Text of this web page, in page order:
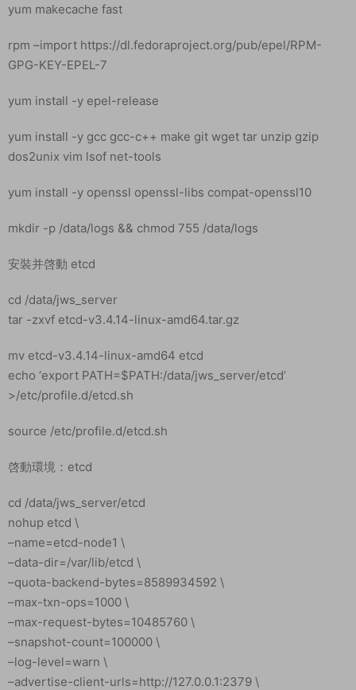
yum makecache fast
rpm –import https://dl.fedoraproject.org/pub/epel/RPM-
GPG-KEY-EPEL-7
yum install -y epel-release
yum install -y gcc gcc-c++ make git wget tar unzip gzip
dos2unix vim lsof net-tools
yum install -y openssl openssl-libs compat-openssl10
mkdir -p /data/logs && chmod 755 /data/logs
安裝并啓動 etcd
cd /data/jws_server
tar -zxvf etcd-v3.4.14-linux-amd64.tar.gz
mv etcd-v3.4.14-linux-amd64 etcd
echo ‘export PATH=$PATH:/data/jws_server/etcd’
>/etc/profile.d/etcd.sh
source /etc/profile.d/etcd.sh
啓動環境：etcd
cd /data/jws_server/etcd
nohup etcd \
–name=etcd-node1 \
–data-dir=/var/lib/etcd \
–quota-backend-bytes=8589934592 \
–max-txn-ops=1000 \
–max-request-bytes=10485760 \
–snapshot-count=100000 \
–log-level=warn \
–advertise-client-urls=http://127.0.0.1:2379 \